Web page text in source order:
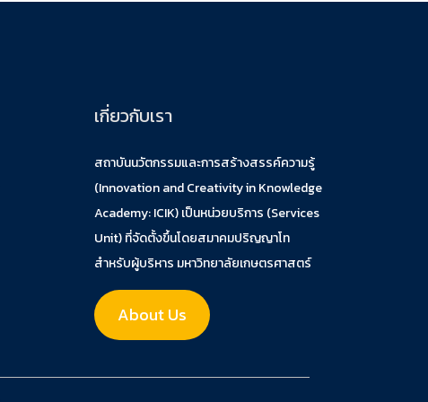
เกี่ยวกับเรา
สถาบันนวัตกรรมและการสร้างสรรค์ความรู้
(Innovation and Creativity in Knowledge
Academy: ICIK) เป็นหน่วยบริการ (Services
Unit) ที่จัดตั้งขึ้นโดยสมาคมปริญญาโท
สำหรับผู้บริหาร มหาวิทยาลัยเกษตรศาสตร์
About Us